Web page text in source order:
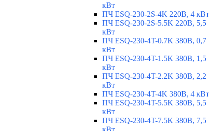
кВт
ПЧ ESQ-230-2S-4K 220В, 4 кВт
ПЧ ESQ-230-2S-5.5K 220В, 5,5
кВт
ПЧ ESQ-230-4T-0.7K 380В, 0,7
кВт
ПЧ ESQ-230-4T-1.5K 380В, 1,5
кВт
ПЧ ESQ-230-4T-2.2K 380В, 2,2
кВт
ПЧ ESQ-230-4T-4K 380В, 4 кВт
ПЧ ESQ-230-4T-5.5K 380В, 5,5
кВт
ПЧ ESQ-230-4T-7.5K 380В, 7,5